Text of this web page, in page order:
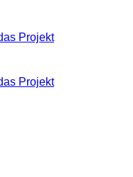
Projekt
Projekt
in der Übersicht